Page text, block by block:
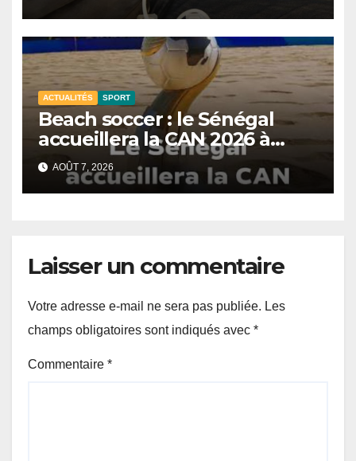
ACTUALITÉS SPORT
Beach soccer : le Sénégal
accueillera la CAN 2026 à
Dakar.
AOÛT 7, 2026
Laisser un commentaire
Votre adresse e-mail ne sera pas publiée. Les
champs obligatoires sont indiqués avec *
Commentaire *